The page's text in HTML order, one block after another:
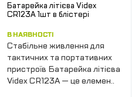
Батарейка літієва Videx
CR123A 1шт в блістері
В НАЯВНОСТІ
Стабільне живлення для
тактичних та портативних
пристроїв Батарейка літієва
Videx CR123A — це елемен..